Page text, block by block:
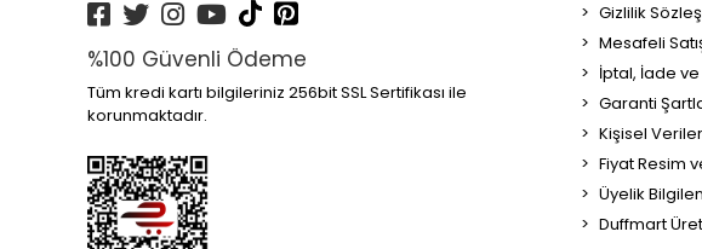
%100 Güvenli Ödeme
Tüm kredi kartı bilgileriniz 256bit SSL Sertifikası ile
korunmaktadır.
Gizlilik
Mesafeli
İptal, İade
Garanti
Kişisel
Fiyat Resim
Üyelik
Duffmart